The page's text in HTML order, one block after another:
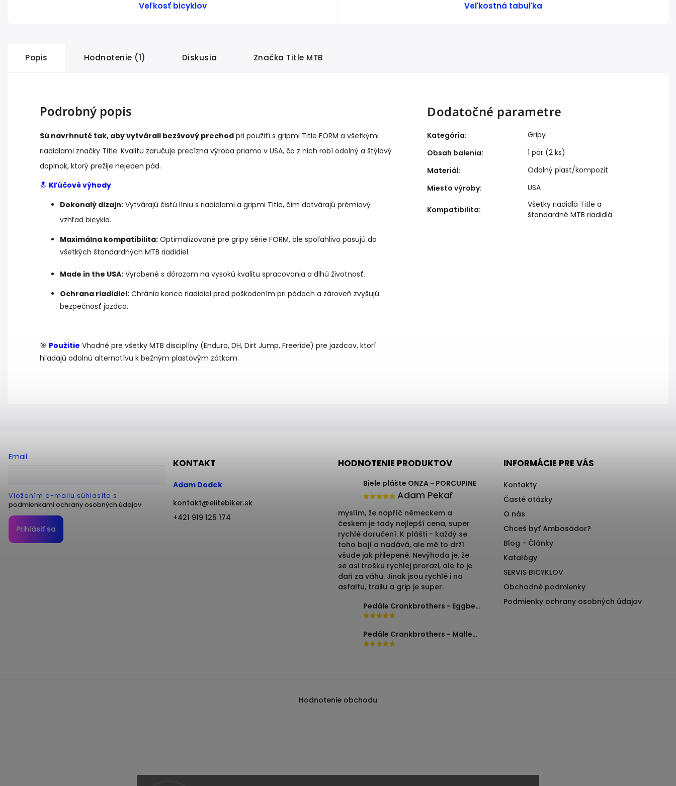
Veľkosť bicyklov Veľkostná tabuľka
Popis Hodnotenie (1) Diskusia Značka Title MTB
Podrobný popis
Sú navrhnuté tak, aby vytvárali bezšvový prechod pri použití s gripmi Title FORM a všetkými
riadidlami značky Title. Kvalitu zaručuje precízna výroba priamo v USA, čo z nich robí odolný a štýlový
doplnok, ktorý prežije nejeden pád.
🔝 Kľúčové výhody
Dokonalý dizajn: Vytvárajú čistú líniu s riadidlami a gripmi Title, čím dotvárajú prémiový
vzhľad bicykla.
Maximálna kompatibilita: Optimalizované pre gripy série FORM, ale spoľahlivo pasujú do
všetkých štandardných MTB riadidiel.
Made in the USA: Vyrobené s dôrazom na vysokú kvalitu spracovania a dlhú životnosť.
Ochrana riadidiel: Chránia konce riadidiel pred poškodením pri pádoch a zároveň zvyšujú
bezpečnosť jazdca.
🎯 Použitie Vhodné pre všetky MTB disciplíny (Enduro, DH, Dirt Jump, Freeride) pre jazdcov, ktorí
hľadajú odolnú alternatívu k bežným plastovým zátkam.
Dodatočné parametre
Kategória:
Gripy
Obsah balenia:
1 pár (2 ks)
Materiál:
Odolný plast/kompozit
Miesto výroby: USA
Kompatibilita:
Všetky riadidlá Title a
štandardné MTB riadidlá
Email
Vložením e-mailu súhlasíte s
podmienkami ochrany osobných údajov
Prihlásiť sa
KONTAKT
Adam Dodek
kontakt@elitebiker.sk
+421 919 125 174
HODNOTENIE PRODUKTOV
Biele plášte ONZA - PORCUPINE
Adam Pekař
myslím, že napříč německem a
českem je tady nejlepší cena, super
rychlé doručení. K plášti - každý se
toho bojí a nadává, ale mě to drží
všude jak přilepené. Nevýhoda je, že
se asi trošku rychlej prorazi, ale to je
daň za váhu. Jinak jsou rychlé i na
asfaltu, trailu a grip je super.
Pedále Crankbrothers - Eggbeater 11
Pedále Crankbrothers - Mallet Trail
INFORMÁCIE PRE VÁS
Kontakty
Časté otázky
O nás
Chceš byť Ambasádor?
Blog - Články
Katalógy
SERVIS BICYKLOV
Obchodné podmienky
Podmienky ochrany osobných údajov
Hodnotenie obchodu